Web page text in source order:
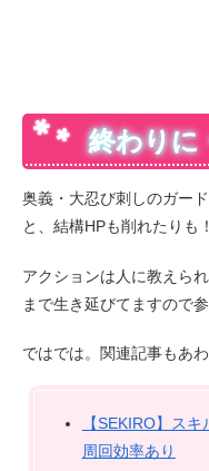
終わりに
奥義・大忍び刺しのガー
と、結構HPも削れたりも！
アクションは人に教えら
まで生き延びてますので
ではでは。関連記事もあわ
【SEKIRO】ス
周回効率あり